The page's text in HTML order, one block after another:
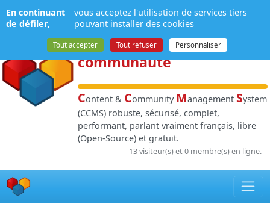
NPDS:Gestion de
contenuet de
communauté
Content & Community Management System
(CCMS) robuste, sécurisé, complet,
performant, parlant vraiment français, libre
(Open-Source) et gratuit.
13 visiteur(s) et 0 membre(s) en ligne.
Panneau de gestion des cookies
En continuant
de défiler,
vous acceptez l'utilisation de services tiers
pouvant installer des cookies
Tout accepter Tout refuser Personnaliser